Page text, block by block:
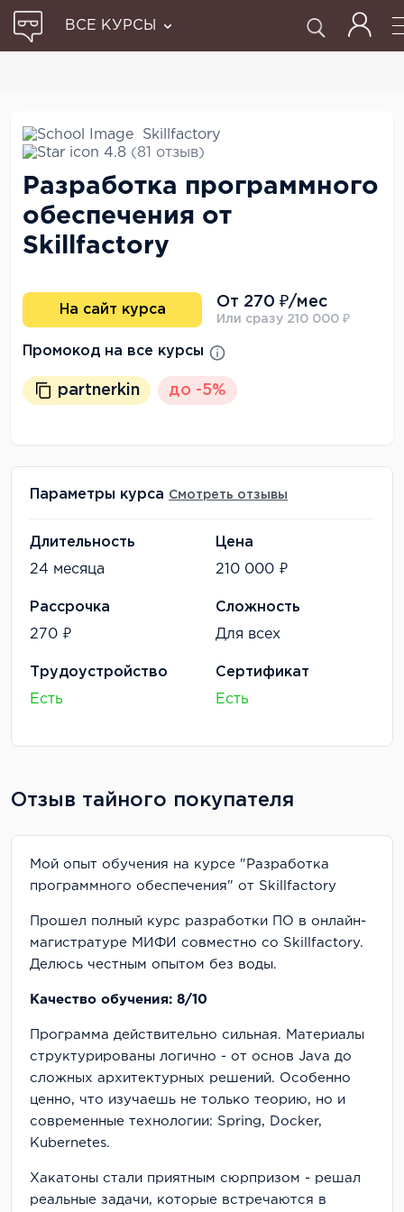
ВСЕ КУРСЫ
Skillfactory
4.8 (81 отзыв)
Разработка программного
обеспечения от
Skillfactory
На сайт курса
От 270 ₽/мес
Или сразу 210 000 ₽
Промокод на все курсы
partnerkin до -5%
Параметры курса Смотреть отзывы
Длительность
24 месяца
Цена
210 000 ₽
Рассрочка
270 ₽
Сложность
Для всех
Трудоустройство
Есть
Сертификат
Есть
Отзыв тайного покупателя
Мой опыт обучения на курсе "Разработка
программного обеспечения" от Skillfactory
Прошел полный курс разработки ПО в онлайн-
магистратуре МИФИ совместно со Skillfactory.
Делюсь честным опытом без воды.
Качество обучения: 8/10
Программа действительно сильная. Материалы
структурированы логично - от основ Java до
сложных архитектурных решений. Особенно
ценно, что изучаешь не только теорию, но и
современные технологии: Spring, Docker,
Kubernetes.
Хакатоны стали приятным сюрпризом - решал
реальные задачи, которые встречаются в